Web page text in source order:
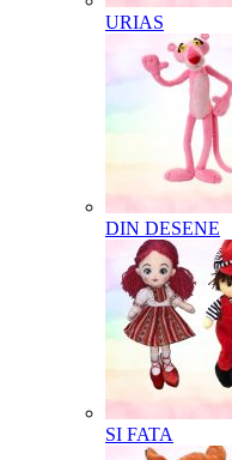
URIAS
DIN DESENE
SI FATA